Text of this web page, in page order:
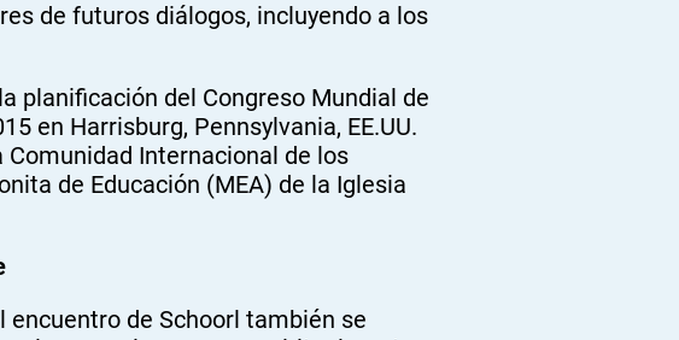
de futuros diálogos, incluyendo a los
planificación del Congreso Mundial de
en Harrisburg, Pennsylvania, EE.UU.
Internacional de los
de Educación (MEA) de la Iglesia
de Schoorl también se